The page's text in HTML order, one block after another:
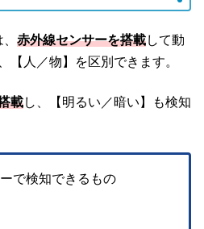
赤外線センサーを搭載して動
【人／物】を区別できます。
載し、【明るい／暗い】も検知
で検知できるもの